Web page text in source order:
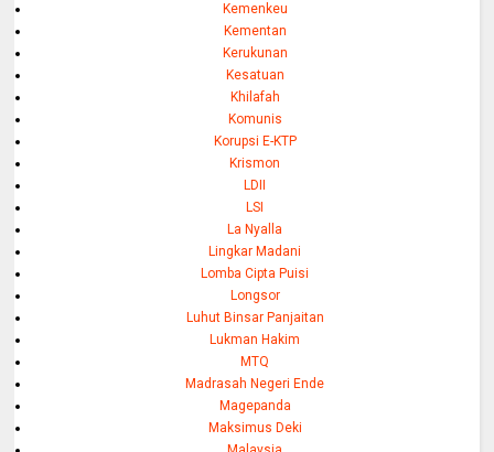
Kemenkeu
Kementan
Kerukunan
Kesatuan
Khilafah
Komunis
Korupsi E-KTP
Krismon
LDII
LSI
La Nyalla
Lingkar Madani
Lomba Cipta Puisi
Longsor
Luhut Binsar Panjaitan
Lukman Hakim
MTQ
Madrasah Negeri Ende
Magepanda
Maksimus Deki